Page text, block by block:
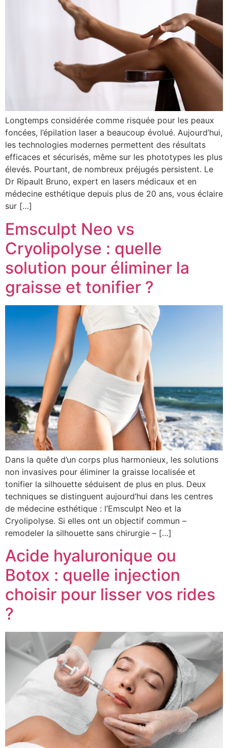
Longtemps considérée comme risquée pour les peaux
foncées, l’épilation laser a beaucoup évolué. Aujourd’hui,
les technologies modernes permettent des résultats
efficaces et sécurisés, même sur les phototypes les plus
élevés. Pourtant, de nombreux préjugés persistent. Le
Dr Ripault Bruno, expert en lasers médicaux et en
médecine esthétique depuis plus de 20 ans, vous éclaire
sur […]
Emsculpt Neo vs
Cryolipolyse : quelle
solution pour éliminer la
graisse et tonifier ?
Dans la quête d’un corps plus harmonieux, les solutions
non invasives pour éliminer la graisse localisée et
tonifier la silhouette séduisent de plus en plus. Deux
techniques se distinguent aujourd’hui dans les centres
de médecine esthétique : l’Emsculpt Neo et la
Cryolipolyse. Si elles ont un objectif commun –
remodeler la silhouette sans chirurgie – […]
Acide hyaluronique ou
Botox : quelle injection
choisir pour lisser vos rides
?